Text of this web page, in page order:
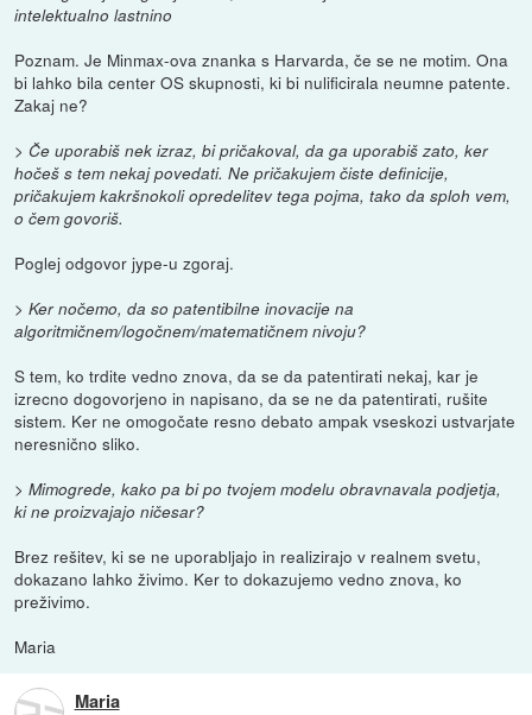
intelektualno lastnino
Poznam. Je Minmax-ova znanka s Harvarda, če se ne motim. Ona
bi lahko bila center OS skupnosti, ki bi nulificirala neumne patente.
Zakaj ne?
> Če uporabiš nek izraz, bi pričakoval, da ga uporabiš zato, ker
hočeš s tem nekaj povedati. Ne pričakujem čiste definicije,
pričakujem kakršnokoli opredelitev tega pojma, tako da sploh vem,
o čem govoriš.
Poglej odgovor jype-u zgoraj.
> Ker nočemo, da so patentibilne inovacije na
algoritmičnem/logočnem/matematičnem nivoju?
S tem, ko trdite vedno znova, da se da patentirati nekaj, kar je
izrecno dogovorjeno in napisano, da se ne da patentirati, rušite
sistem. Ker ne omogočate resno debato ampak vseskozi ustvarjate
neresnično sliko.
> Mimogrede, kako pa bi po tvojem modelu obravnavala podjetja,
ki ne proizvajajo ničesar?
Brez rešitev, ki se ne uporabljajo in realizirajo v realnem svetu,
dokazano lahko živimo. Ker to dokazujemo vedno znova, ko
preživimo.
Maria
Maria